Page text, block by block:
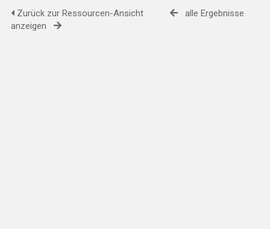
Zurück zur Ressourcen-Ansicht
alle Ergebnisse
anzeigen